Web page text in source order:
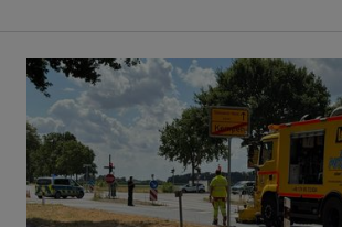
Kradfahrer stürzt auf Kühlmittelspur